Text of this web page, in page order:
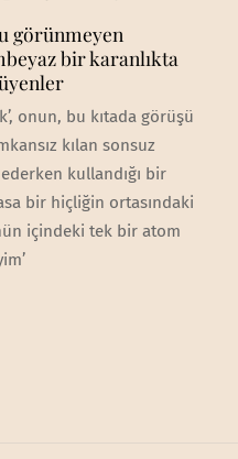
görünmeyen
bir karanlıkta
onun, bu kıtada görüşü
kılan sonsuz
kullandığı bir
bir hiçliğin ortasındaki
içindeki tek bir atom